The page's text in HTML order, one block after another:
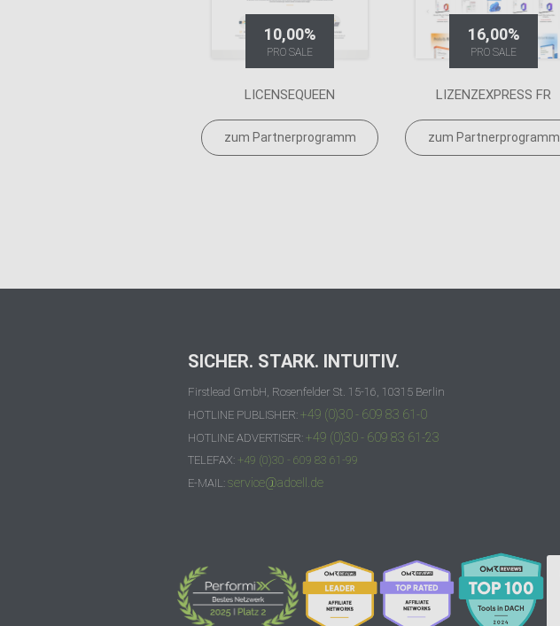
10,00%
PRO SALE
LICENSEQUEEN
zum Partnerprogramm
16,00%
PRO SALE
LIZENZEXPRESS FR
zum Partnerprogramm
SICHER. STARK. INTUITIV.
Firstlead GmbH, Rosenfelder St. 15-16, 10315 Berlin
HOTLINE PUBLISHER: +49 (0)30 - 609 83 61-0
HOTLINE ADVERTISER: +49 (0)30 - 609 83 61-23
TELEFAX: +49 (0)30 - 609 83 61-99
E-MAIL: service@adcell.de